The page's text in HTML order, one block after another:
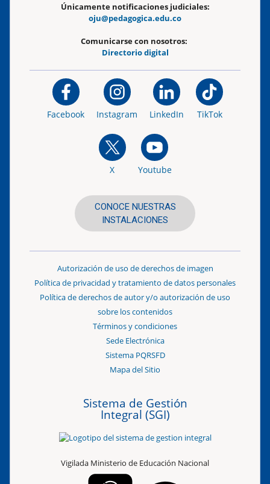
Únicamente notificaciones judiciales:
oju@pedagogica.edu.co
Comunicarse con nosotros:
Directorio digital
Facebook Instagram LinkedIn TikTok
X Youtube
CONOCE NUESTRAS
INSTALACIONES
Autorización de uso de derechos de imagen
Política de privacidad y tratamiento de datos personales
Política de derechos de autor y/o autorización de uso
sobre los contenidos
Términos y condiciones
Sede Electrónica
Sistema PQRSFD
Mapa del Sitio
Sistema de Gestión
Integral (SGI)
Vigilada Ministerio de Educación Nacional